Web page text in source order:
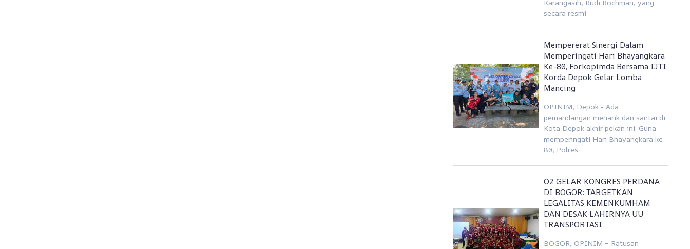
Karangasih, Rudi Rochman, yang
secara resmi
Mempererat Sinergi Dalam
Memperingati Hari Bhayangkara
Ke-80, Forkopimda Bersama IJTI
Korda Depok Gelar Lomba
Mancing
OPINIM, Depok - Ada
pemandangan menarik dan santai di
Kota Depok akhir pekan ini. Guna
memperingati Hari Bhayangkara ke-
80, Polres
O2 GELAR KONGRES PERDANA
DI BOGOR: TARGETKAN
LEGALITAS KEMENKUMHAM
DAN DESAK LAHIRNYA UU
TRANSPORTASI
BOGOR, OPINIM – Ratusan